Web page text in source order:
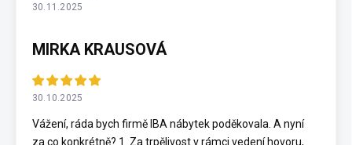
30.11.2025
MIRKA KRAUSOVÁ
30.10.2025
Vážení, ráda bych firmě IBA nábytek poděkovala. A nyní
za co konkrétně? 1. Za trpělivost v rámci vedení hovoru,